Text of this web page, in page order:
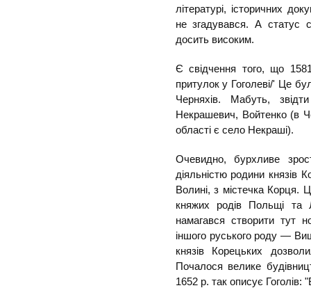
літературі, історичних
не згадувався. А статус
досить високим.
Є свідчення того, що
притулок у Гоголеві/' Це
Черняхів. Мабуть,
Некрашевич, Войтенко (в
області є село Некраші).
Очевидно, бурхливе
діяльністю родини князів
Волині, з містечка Корця.
княжих родів Польщі та
намагався створити тут
іншого руського роду —
князів Корецьких
Почалося велике
1652 р. так описує Гоголів: